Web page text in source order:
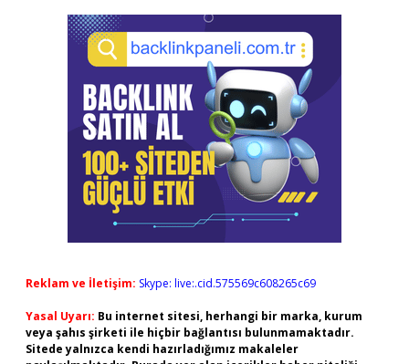
Reklam ve İletişim: Skype: live:.cid.575569c608265c69
Yasal Uyarı: Bu internet sitesi, herhangi bir marka, kurum
veya şahıs şirketi ile hiçbir bağlantısı bulunmamaktadır.
Sitede yalnızca kendi hazırladığımız makaleler